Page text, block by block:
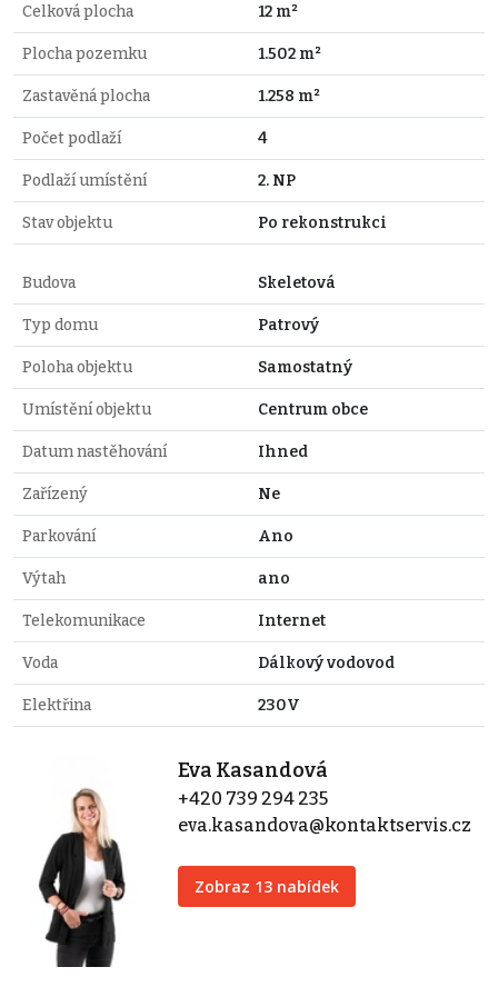
Celková plocha 12 m²
Plocha pozemku 1.502 m²
Zastavěná plocha 1.258 m²
Počet podlaží 4
Podlaží umístění 2. NP
Stav objektu Po rekonstrukci
Budova Skeletová
Typ domu Patrový
Poloha objektu Samostatný
Umístění objektu Centrum obce
Datum nastěhování Ihned
Zařízený Ne
Parkování Ano
Výtah ano
Telekomunikace Internet
Voda Dálkový vodovod
Elektřina 230V
Eva Kasandová
+420 739 294 235
eva.kasandova@kontaktservis.cz
Zobraz 13 nabídek